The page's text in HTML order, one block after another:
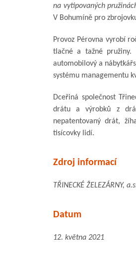
na vytipovaných
V Bohumíně pro
Provoz Pérovna vyrobí
tlačné a tažné pružiny.
automobilový a
systému managementu
Dceřiná společnost
drátu a výrobků z
nepatentovaný drát,
tisícovky lidí.
Zdroj informací
TŘINECKÉ ŽELEZÁRNY,
Datum
12. května 2021